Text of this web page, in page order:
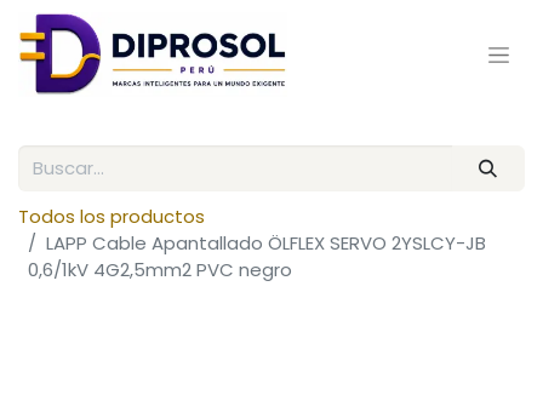
Todos los productos
LAPP Cable Apantallado ÖLFLEX SERVO 2YSLCY-JB
0,6/1kV 4G2,5mm2 PVC negro